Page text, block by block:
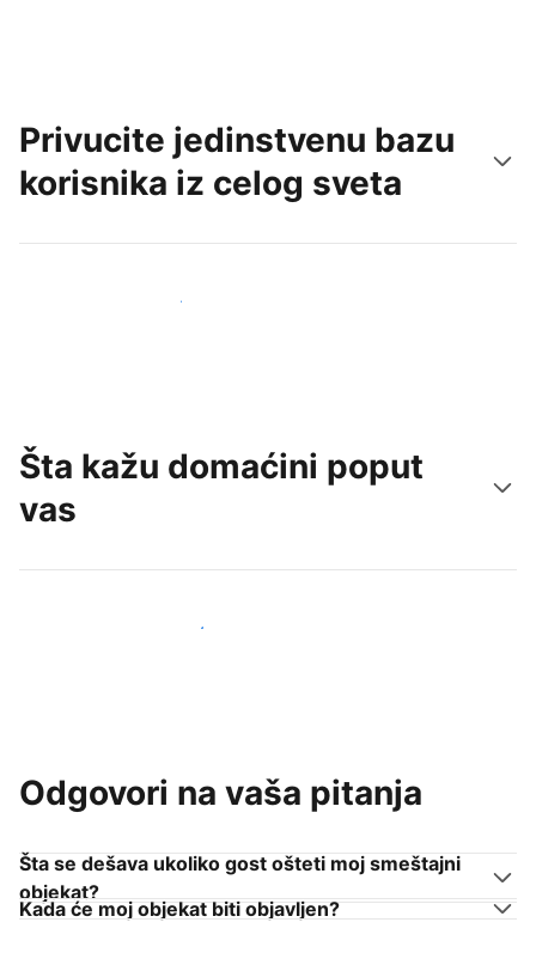
Privucite jedinstvenu bazu
korisnika iz celog sveta
Privucite nove goste već danas
Šta kažu domaćini poput
vas
Pridružite se domaćinima poput vas
Odgovori na vaša pitanja
Šta se dešava ukoliko gost ošteti moj smeštajni
objekat?
Kada će moj objekat biti objavljen?